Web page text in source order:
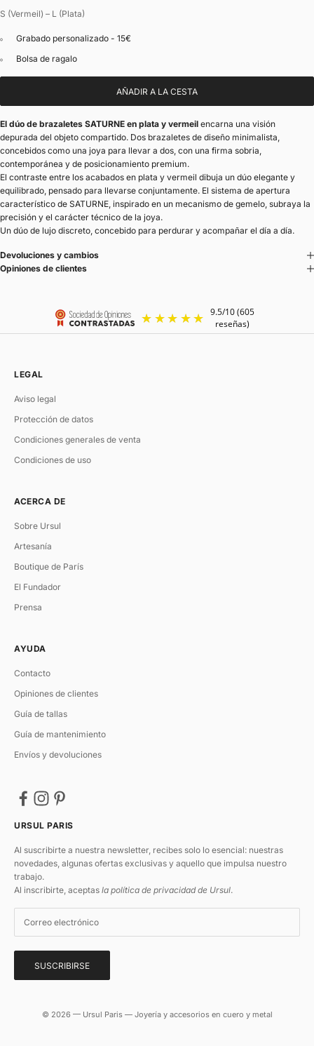
S (Vermeil) – L (Plata)
Grabado personalizado - 15€
Bolsa de ragalo
AÑADIR A LA CESTA
El dúo de brazaletes SATURNE en plata y vermeil encarna una visión
depurada del objeto compartido. Dos brazaletes de diseño minimalista,
concebidos como una joya para llevar a dos, con una firma sobria,
contemporánea y de posicionamiento premium.
El contraste entre los acabados en plata y vermeil dibuja un dúo elegante y
equilibrado, pensado para llevarse conjuntamente. El sistema de apertura
característico de SATURNE, inspirado en un mecanismo de gemelo, subraya la
precisión y el carácter técnico de la joya.
Un dúo de lujo discreto, concebido para perdurar y acompañar el día a día.
Devoluciones y cambios
Opiniones de clientes
LEGAL
Aviso legal
Protección de datos
Condiciones generales de venta
Condiciones de uso
ACERCA DE
Sobre Ursul
Artesanía
Boutique de París
El Fundador
Prensa
AYUDA
Contacto
Opiniones de clientes
Guía de tallas
Guía de mantenimiento
Envíos y devoluciones
URSUL PARIS
Al suscribirte a nuestra newsletter, recibes solo lo esencial: nuestras
novedades, algunas ofertas exclusivas y aquello que impulsa nuestro
trabajo.
Al inscribirte, aceptas la política de privacidad de Ursul.
SUSCRIBIRSE
© 2026 — Ursul Paris — Joyería y accesorios en cuero y metal